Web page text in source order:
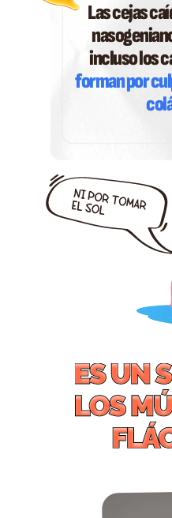
Las cejas
incluso los
forman por